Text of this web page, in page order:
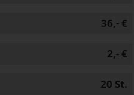
36,- €
2,- €
20 St.